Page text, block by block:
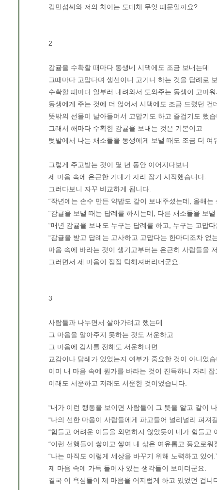
김민섭씨와 저의 차이는 도대체 무엇 때문일까요?
2
감귤을 수확할 때마다 동생네 시댁에도 조금 보내는데
그때마다 고맙다며 생선이니 고기니 하는 것을 답례로
수확할 때마다 일부러 내려와서 도와주는 동생이 고마
동생에게 주는 것에 더 얹어서 시댁에도 조금 드렸던 건
뜻밖의 선물이 날아들어서 고맙기도 하고 즐겁기도 했
그래서 해마다 수확한 감귤을 보내는 것은 기본이고
텃밭에서 나는 채소들을 동생에게 보낼 때도 조금 더 여
그렇게 주고받는 것이 몇 년 동안 이어지다보니
제 마음 속에 은근한 기대가 자리 잡기 시작했습니다.
그러다보니 자꾸 비교하게 됩니다.
“작년에는 손수 만든 약밥도 같이 보내주셨는데, 올해는
“감귤을 보낼 때는 답례를 하시는데, 다른 채소들을 보
“매년 감귤을 보내도 누구는 답례를 하고, 누구는 고맙
“감귤을 받고 답례는 고사하고 고맙다는 한마디조차 없
마음 속에 바라는 것이 생기고부터는 은근히 사람들을
그러면서 제 마음이 점점 탁해져버리더군요.
3
사람들과 나누면서 살아가려고 했는데
그 마음을 알아주지 못하는 것도 서운하고
그 마음에 감사를 전해도 서운하다면
교감이나 답례가 있었는지 여부가 중요한 것이 아니었
이미 내 마음 속에 뭔가를 바라는 것이 진득하니 자리 잡
이래도 서운하고 저래도 서운한 것이었습니다.
“내가 이런 행동을 보이면 사람들이 그 뜻을 알고 같이
“나의 선한 마음이 사람들에게 파고들어 널리널리 펴져
“힘들고 어려운 이들을 외면하지 않았듯이 내가 힘들고
“이런 선행들이 쌓이고 쌓여 내 삶은 여유롭고 풍요로워
“나는 아직도 이렇게 세상을 바꾸기 위해 노력하고 있어
제 마음 속에 가득 들어차 있는 생각들이 보이더군요.
결국 이 욕심들이 제 마음을 어지럽게 하고 있었던 겁니